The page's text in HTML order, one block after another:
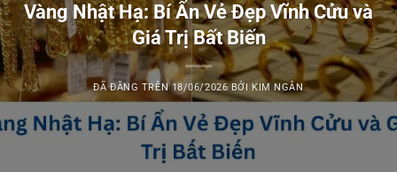
Vàng Nhật Hạ: Bí Ẩn Vẻ Đẹp Vĩnh Cửu và
Giá Trị Bất Biến
ĐÃ ĐĂNG TRÊN 18/06/2026 BỞI KIM NGÂN